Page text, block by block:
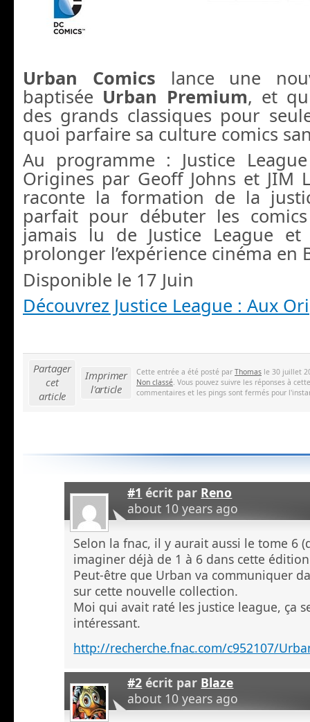
Urban Comics lance une
baptisée Urban Premium, et
des grands classiques pour
quoi parfaire sa culture comics
Au programme : Justice
Origines par Geoff Johns et JIM
raconte la formation de la
parfait pour débuter les comics
jamais lu de Justice League
prolonger l’expérience cinéma en
Disponible le 17 Juin
Découvrez Justice League : Aux
Partager
cet
article
Imprimer
l'article
Cette entrée a été posté par Thomas le 30 juillet
Non classé. Vous pouvez suivre les réponses à
commentaires et les pings sont fermés pour
#1 écrit par Reno
about 10 years ago
Selon la fnac, il y aurait aussi le tome 6
imaginer déjà de 1 à 6 dans cette
Peut-être que Urban va communiquer
sur cette nouvelle collection.
Moi qui avait raté les justice league, ça
intéressant.
http://recherche.fnac.com/c952107/
#2 écrit par Blaze
about 10 years ago